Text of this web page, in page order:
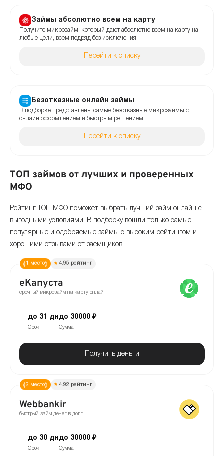
Займы абсолютно всем на карту
Получите микрозайм, который дают абсолютно всем на карту на
любые цели, всем подряд без исключения.
Перейти к списку
Безотказные онлайн займы
В подборке представлены самые безотказные микрозаймы с
онлайн оформлением и быстрым решением.
Перейти к списку
ТОП займов от лучших и проверенных
МФО
Рейтинг ТОП МФО поможет выбрать лучший займ онлайн с
выгодными условиями. В подборку вошли только самые
популярные и одобряемые займы с высоким рейтингом и
хорошими отзывами от заемщиков.
еКапуста
срочный микрозайм на карту онлайн
до 31 дн
Срок
до 30000 ₽
Сумма
Получить деньги
1 место 4.95 рейтинг
Webbankir
быстрый займ денег в долг
до 30 дн
Срок
до 30000 ₽
Сумма
2 место 4.92 рейтинг